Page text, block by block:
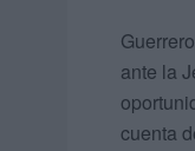
ante la
cuenta